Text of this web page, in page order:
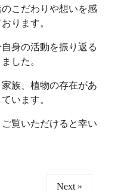
こだわりや想いを感
ります。
身の活動を振り返る
した。
族、植物の存在があ
います。
覧いただけると幸い
Next »